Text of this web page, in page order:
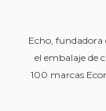
Echo, fundadora
el embalaje de
100 marcas